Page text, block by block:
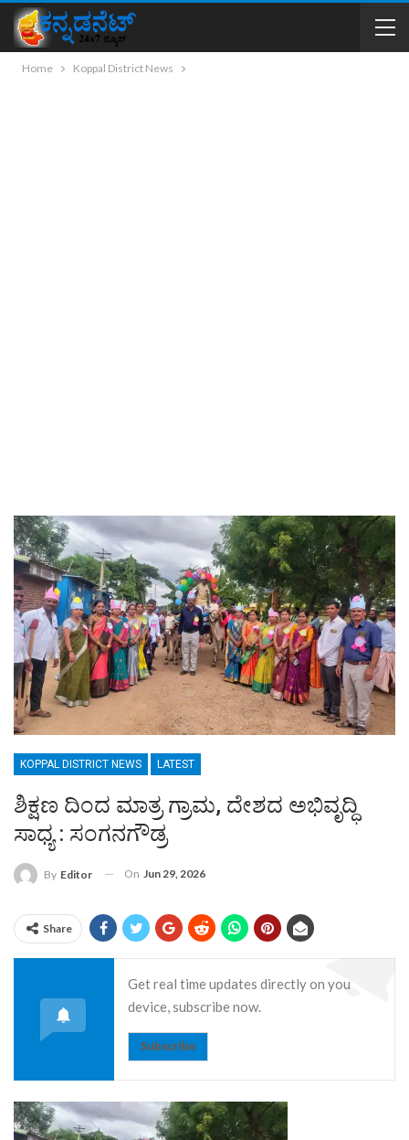
Home Koppal District News
KOPPAL DISTRICT NEWS LATEST
ಶಿಕ್ಷಣ ದಿಂದ ಮಾತ್ರ ಗ್ರಾಮ, ದೇಶದ ಅಭಿವೃದ್ಧಿ
ಸಾಧ್ಯ : ಸಂಗನಗೌಡ್ರ
By Editor On Jun 29, 2026
Share
Get real time updates directly on you
device, subscribe now.
Subscribe